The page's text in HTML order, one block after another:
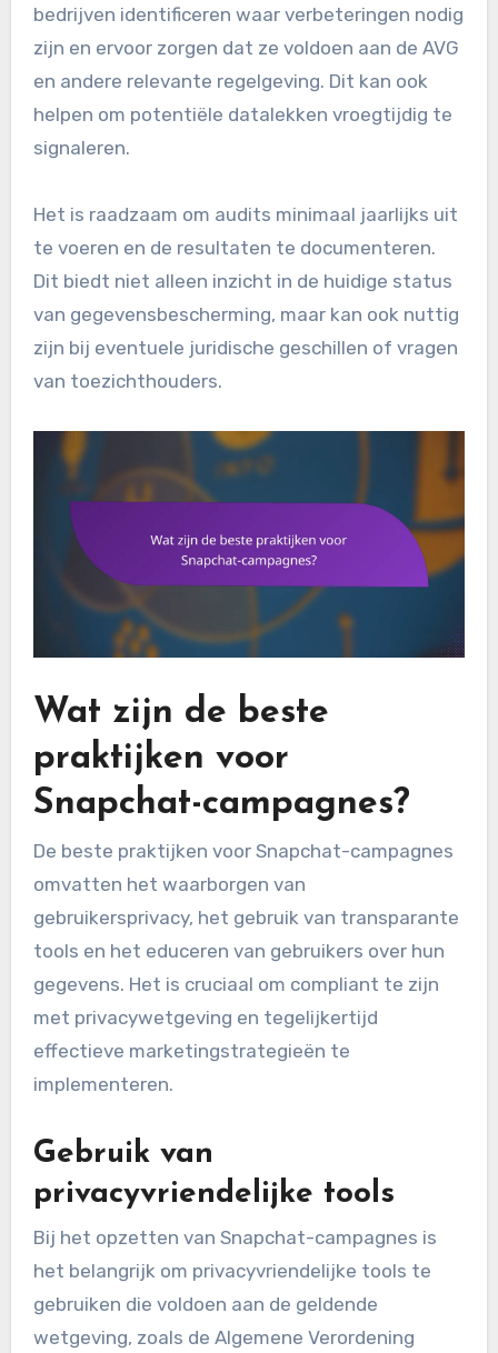
bedrijven identificeren waar verbeteringen nodig
zijn en ervoor zorgen dat ze voldoen aan de AVG
en andere relevante regelgeving. Dit kan ook
helpen om potentiële datalekken vroegtijdig te
signaleren.
Het is raadzaam om audits minimaal jaarlijks uit
te voeren en de resultaten te documenteren.
Dit biedt niet alleen inzicht in de huidige status
van gegevensbescherming, maar kan ook nuttig
zijn bij eventuele juridische geschillen of vragen
van toezichthouders.
Wat zijn de beste
praktijken voor
Snapchat-campagnes?
De beste praktijken voor Snapchat-campagnes
omvatten het waarborgen van
gebruikersprivacy, het gebruik van transparante
tools en het educeren van gebruikers over hun
gegevens. Het is cruciaal om compliant te zijn
met privacywetgeving en tegelijkertijd
effectieve marketingstrategieën te
implementeren.
Gebruik van
privacyvriendelijke tools
Bij het opzetten van Snapchat-campagnes is
het belangrijk om privacyvriendelijke tools te
gebruiken die voldoen aan de geldende
wetgeving, zoals de Algemene Verordening